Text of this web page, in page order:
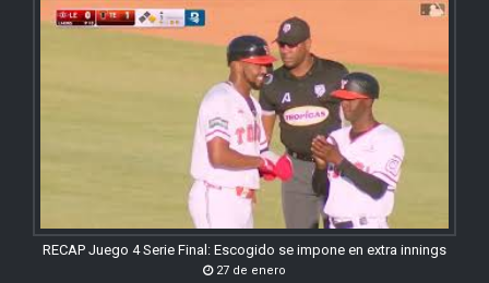
RECAP Juego 4 Serie Final: Escogido se impone en extra innings
27 de enero